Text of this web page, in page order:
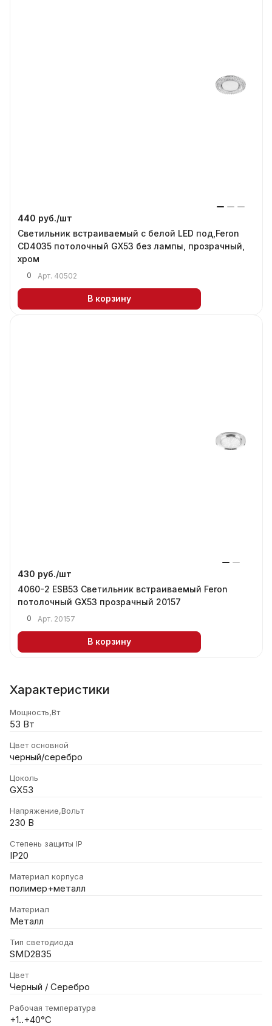
440 руб./шт
Светильник встраиваемый с белой LED под,Feron
CD4035 потолочный GX53 без лампы, прозрачный,
хром
0 Арт. 40502
В корзину
430 руб./шт
4060-2 ESB53 Светильник встраиваемый Feron
потолочный GX53 прозрачный 20157
0 Арт. 20157
В корзину
Характеристики
Мощность,Вт
53 Вт
Цвет основной
черный/серебро
Цоколь
GX53
Напряжение,Вольт
230 В
Степень защиты IP
IP20
Материал корпуса
полимер+металл
Материал
Металл
Тип светодиода
SMD2835
Цвет
Черный / Серебро
Рабочая температура
+1..+40°C